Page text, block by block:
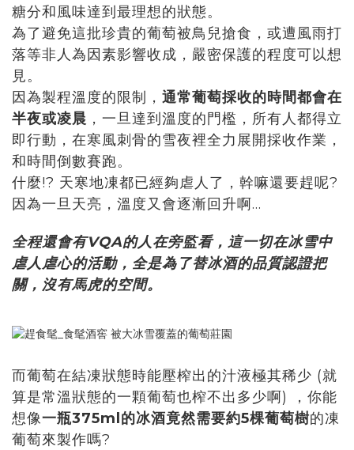
糖分和風味達到最理想的狀態。
為了避免這批珍貴的葡萄被鳥兒搶食，或遭風雨打
落等非人為因素影響收成，嚴密保護的程度可以想
見。
因為製程溫度的限制， 通常葡萄採收的時間都會在
半夜或凌晨 ，一旦達到溫度的門檻，所有人都得立
即行動，在寒風刺骨的雪夜裡全力展開採收作業，
和時間倒數賽跑。
什麼!? 天寒地凍都已經夠虐人了，幹嘛還要趕呢?
因為一旦天亮，溫度又會逐漸回升啊...
全程還會有VQA的人在旁監看，這一切在冰雪中
虐人虐心的活動，全是為了替冰酒的品質認證把
關，沒有馬虎的空間。
而葡萄在結凍狀態時能壓榨出的汁液極其稀少 (就
算是常溫狀態的一顆葡萄也榨不出多少啊) ，你能
想像一瓶375ml的冰酒竟然需要約5棵葡萄樹的凍
葡萄來製作嗎?